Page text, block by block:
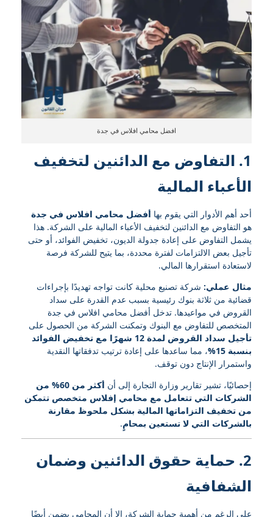
افضل محامي افلاس في جدة
1. التفاوض مع الدائنين لتخفيف
الأعباء المالية
أحد أهم الأدوار التي يقوم بها أفضل محامي افلاس في جدة
هو التفاوض مع الدائنين لتخفيف الأعباء المالية على الشركة. هذا
يشمل التفاوض على إعادة جدولة الديون، تخفيض الفوائد، أو حتى
تأجيل بعض الالتزامات لفترة محددة، بما يتيح للشركة فرصة
لاستعادة استقرارها المالي.
مثال عملي: شركة تصنيع محلية كانت تواجه تهديدًا بإجراءات
قضائية من ثلاثة بنوك رئيسية بسبب عدم القدرة على سداد
القروض في مواعيدها. تدخل أفضل محامي افلاس في جدة
المتخصص للتفاوض مع البنوك وتمكنت الشركة من الحصول على
تأجيل سداد القروض لمدة 12 شهرًا مع تخفيض الفوائد
بنسبة 15%
، مما ساعدها على إعادة ترتيب تدفقاتها النقدية
واستمرار الإنتاج دون توقف.
إحصائيًا، تشير تقارير وزارة التجارة إلى أن
أكثر من 60% من
الشركات التي تتعامل مع محامي إفلاس متخصص تتمكن
من تخفيف التزاماتها المالية بشكل ملحوظ مقارنة
بالشركات التي لا تستعين بمحامٍ.
2. حماية حقوق الدائنين وضمان
الشفافية
على الرغم من أهمية حماية الشركة، إلا أن المحامي يضمن أيضًا